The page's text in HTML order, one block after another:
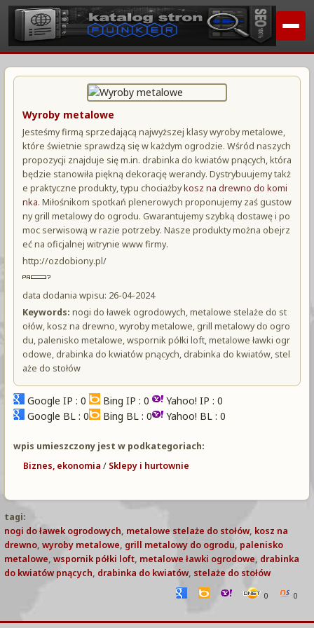
Wyroby metalowe
Jesteśmy firmą sprzedającą najwyższej klasy wyroby metalowe,
które świetnie sprawdzą się w każdym ogrodzie. Wśród naszych
propozycji znajduje się m.in. drabinka do kwiatów pnących, która
będzie stanowiła piękną dekorację werandy. Dystrybuujemy takż
e praktyczne produkty, typu chociażbykosz na drewno do komi
nka. Miłośnikom spotkań plenerowych proponujemy zaś gustow
ny grill metalowy do ogrodu. Gwarantujemy szybką dostawę i po
moc serwisową w razie potrzeby. Nasze produkty można obejrz
eć na oficjalnej witrynie www firmy.
http://ozdobiony.pl/
data dodania wpisu: 26-04-2024
Keywords: nogi do ławek ogrodowych, metalowe stelaże do st
ołów, kosz na drewno, wyroby metalowe, grill metalowy do ogro
du, palenisko metalowe, wspornik półki loft, metalowe ławki ogr
odowe, drabinka do kwiatów pnących, drabinka do kwiatów, stel
aże do stołów
Google IP : 0 Bing IP : 0
Yahoo! IP : 0
Google BL : 0
Bing BL : 0 Yahoo! BL : 0
wpis umieszczony jest w podkategoriach:
Biznes, ekonomia / Sklepy i hurtownie
tagi:
nogi do ławek ogrodowych, metalowe stelaże do stołów, kosz na
drewno, wyroby metalowe, grill metalowy do ogrodu, palenisko
metalowe, wspornik półki loft, metalowe ławki ogrodowe, drabinka
do kwiatów pnących, drabinka do kwiatów, stelaże do stołów
0 0